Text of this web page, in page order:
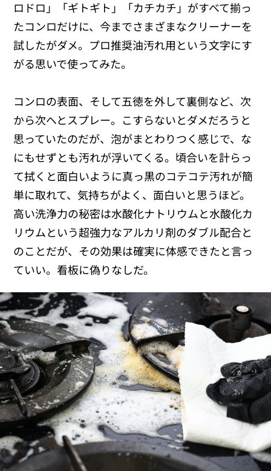
ロドロ」「ギトギト」「カチカチ」がすべて揃っ
たコンロだけに、今までさまざまなクリーナーを
試したがダメ。プロ推奨油汚れ用という文字にす
がる思いで使ってみた。
コンロの表面、そして五徳を外して裏側など、次
から次へとスプレー。こすらないとダメだろうと
思っていたのだが、泡がまとわりつく感じで、な
にもせずとも汚れが浮いてくる。頃合いを計らっ
て拭くと面白いように真っ黒のコテコテ汚れが簡
単に取れて、気持ちがよく、面白いと思うほど。
高い洗浄力の秘密は水酸化ナトリウムと水酸化カ
リウムという超強力なアルカリ剤のダブル配合と
のことだが、その効果は確実に体感できたと言っ
ていい。看板に偽りなしだ。